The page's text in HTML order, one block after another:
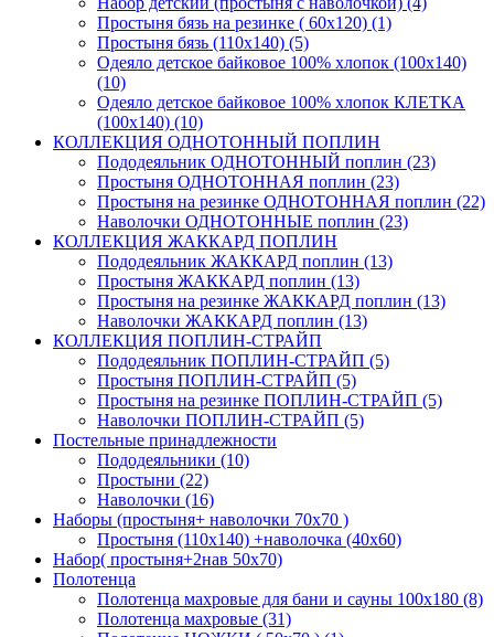
Простыня бязь на резинке ( 60х120) (1)
Простыня бязь (110х140) (5)
Одеяло детское байковое 100% хлопок (100х140)
(10)
Одеяло детское байковое 100% хлопок КЛЕТКА
(100х140) (10)
КОЛЛЕКЦИЯ ОДНОТОННЫЙ ПОПЛИН
Пододеяльник ОДНОТОННЫЙ поплин (23)
Простыня ОДНОТОННАЯ поплин (23)
Простыня на резинке ОДНОТОННАЯ поплин (22)
Наволочки ОДНОТОННЫЕ поплин (23)
КОЛЛЕКЦИЯ ЖАККАРД ПОПЛИН
Пододеяльник ЖАККАРД поплин (13)
Простыня ЖАККАРД поплин (13)
Простыня на резинке ЖАККАРД поплин (13)
Наволочки ЖАККАРД поплин (13)
КОЛЛЕКЦИЯ ПОПЛИН-СТРАЙП
Пододеяльник ПОПЛИН-СТРАЙП (5)
Простыня ПОПЛИН-СТРАЙП (5)
Простыня на резинке ПОПЛИН-СТРАЙП (5)
Наволочки ПОПЛИН-СТРАЙП (5)
Постельные принадлежности
Пододеяльники (10)
Простыни (22)
Наволочки (16)
Наборы (простыня+ наволочки 70х70 )
Простыня (110х140) +наволочка (40х60)
Набор( простыня+2нав 50х70)
Полотенца
Полотенца махровые для бани и сауны 100х180 (8)
Полотенца махровые (31)